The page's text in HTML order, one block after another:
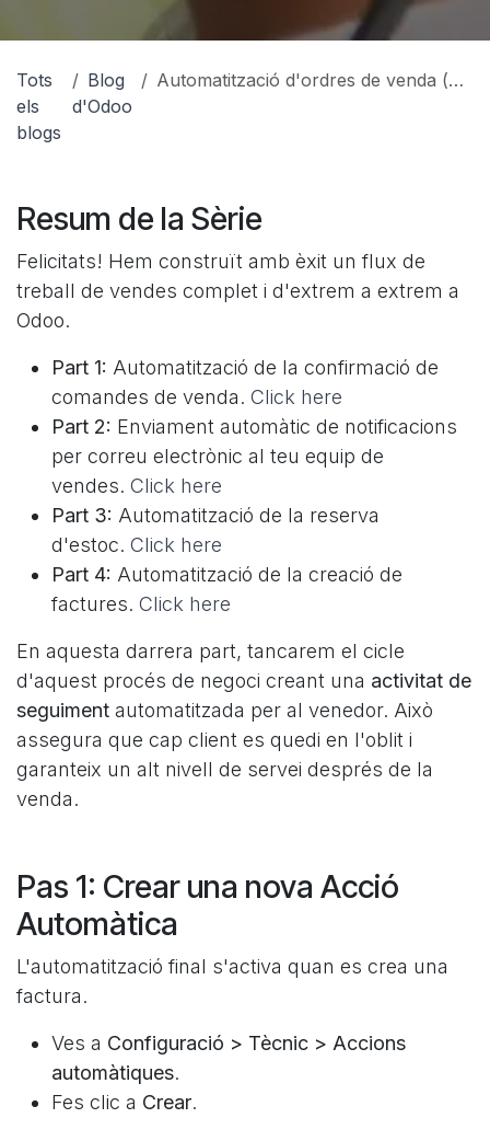
Tots
els
blogs
Blog
d'Odoo
Automatització d'ordres de venda (part 5): Automatitzar la creació d'una activitat de seguiment
Resum de la Sèrie
Felicitats! Hem construït amb èxit un flux de
treball de vendes complet i d'extrem a extrem a
Odoo.
Part 1: Automatització de la confirmació de
comandes de venda. Click here
Part 2: Enviament automàtic de notificacions
per correu electrònic al teu equip de
vendes. Click here
Part 3: Automatització de la reserva
d'estoc. Click here
Part 4: Automatització de la creació de
factures. Click here
En aquesta darrera part, tancarem el cicle
d'aquest procés de negoci creant una activitat de
seguiment automatitzada per al venedor. Això
assegura que cap client es quedi en l'oblit i
garanteix un alt nivell de servei després de la
venda.
Pas 1: Crear una nova Acció
Automàtica
L'automatització final s'activa quan es crea una
factura.
Ves a Configuració > Tècnic > Accions
automàtiques.
Fes clic a Crear.